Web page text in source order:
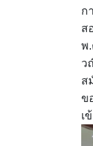
ก
ส
พ.
ว
ส
ข
เ